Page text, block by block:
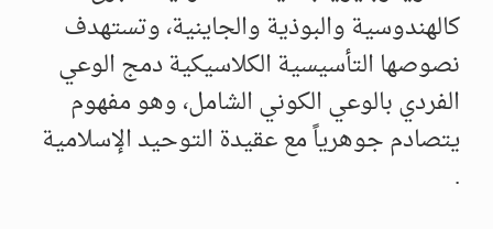
كالهندوسية والبوذية والجاينية، وتستهدف
نصوصها التأسيسية الكلاسيكية دمج الوعي
الفردي بالوعي الكوني الشامل، وهو مفهوم
يتصادم جوهرياً مع عقيدة التوحيد الإسلامية
.